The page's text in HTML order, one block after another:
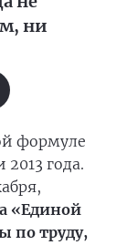
ни
формуле
года.
«Единой
по труду,